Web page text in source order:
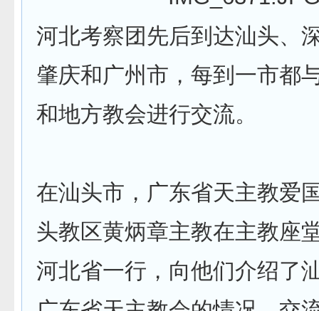
河北考察团先后到达汕头、
肇庆和广州市，每到一市都
和地方教会进行交流。
在汕头市，广东省天主教爱
头教区黄炳章主教在主教座
河北省一行，向他们介绍了